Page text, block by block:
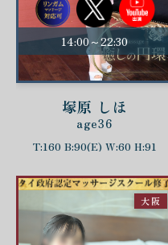
14:00～22:30
塚原 しほ
age36
T:160 B:90(E) W:60 H:91
大阪